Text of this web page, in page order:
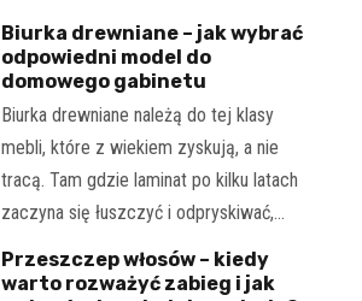
Biurka drewniane – jak wybrać
odpowiedni model do
domowego gabinetu
Biurka drewniane należą do tej klasy
mebli, które z wiekiem zyskują, a nie
tracą. Tam gdzie laminat po kilku latach
zaczyna się łuszczyć i odpryskiwać,…
Przeszczep włosów – kiedy
warto rozważyć zabieg i jak